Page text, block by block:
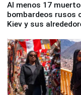
Al menos 17
bombardeos rusos
Kiev y sus